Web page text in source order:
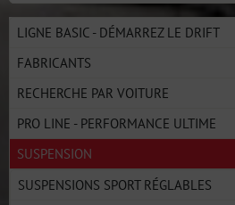
LIGNE BASIC - DÉMARREZ LE DRIFT
FABRICANTS
RECHERCHE PAR VOITURE
PRO LINE - PERFORMANCE ULTIME
SUSPENSION
SUSPENSIONS SPORT RÉGLABLES